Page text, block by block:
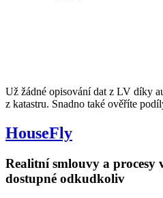
Už žádné opisování dat z LV díky
z katastru. Snadno také ověříte
HouseFly
Realitní smlouvy a procesy
dostupné odkudkoliv